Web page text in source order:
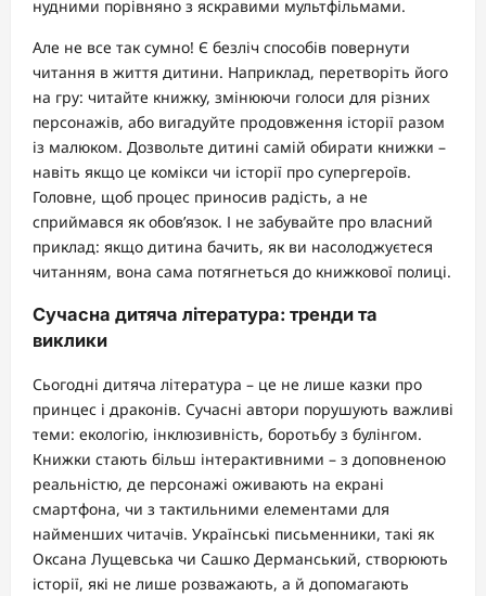
нудними порівняно з яскравими мультфільмами.
Але не все так сумно! Є безліч способів повернути
читання в життя дитини. Наприклад, перетворіть його
на гру: читайте книжку, змінюючи голоси для різних
персонажів, або вигадуйте продовження історії разом
із малюком. Дозвольте дитині самій обирати книжки –
навіть якщо це комікси чи історії про супергероїв.
Головне, щоб процес приносив радість, а не
сприймався як обов’язок. І не забувайте про власний
приклад: якщо дитина бачить, як ви насолоджуєтеся
читанням, вона сама потягнеться до книжкової полиці.
Сучасна дитяча література: тренди та
виклики
Сьогодні дитяча література – це не лише казки про
принцес і драконів. Сучасні автори порушують важливі
теми: екологію, інклюзивність, боротьбу з булінгом.
Книжки стають більш інтерактивними – з доповненою
реальністю, де персонажі оживають на екрані
смартфона, чи з тактильними елементами для
найменших читачів. Українські письменники, такі як
Оксана Лущевська чи Сашко Дерманський, створюють
історії, які не лише розважають, а й допомагають